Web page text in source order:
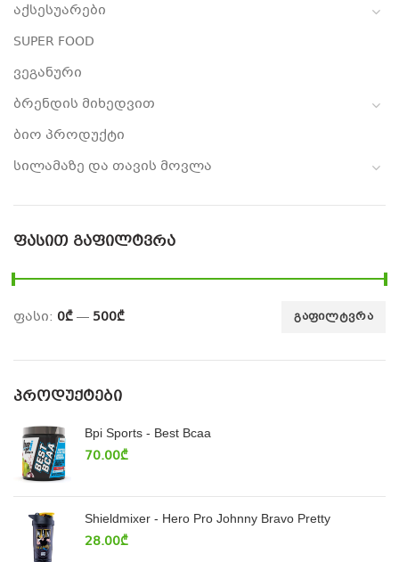
აქსესუარები
SUPER FOOD
ვეგანური
ბრენდის მიხედვით
ბიო პროდუქტი
სილამაზე და თავის მოვლა
ᲤᲐᲡᲘᲗ ᲒᲐᲤᲘᲚᲢᲕᲠᲐ
ᲒᲐᲤᲘᲚᲢᲕᲠᲐ
ფასი: 0₾— 500₾
ᲞᲠᲝᲓᲣᲥᲢᲔᲑᲘ
Bpi Sports - Best Bcaa
70.00₾
Shieldmixer - Hero Pro Johnny Bravo Pretty
28.00₾